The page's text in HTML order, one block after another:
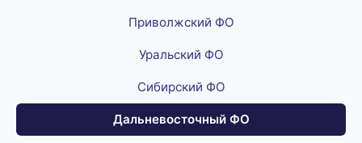
Приволжский ФО
Уральский ФО
Сибирский ФО
Дальневосточный ФО